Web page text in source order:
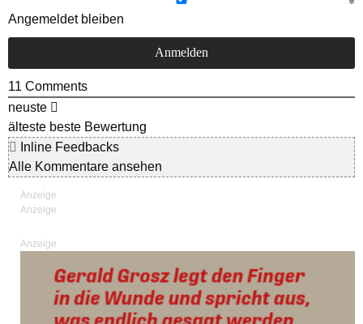
Angemeldet bleiben
11 Comments
neuste
älteste beste Bewertung
Inline Feedbacks
Alle Kommentare ansehen
Anzeige